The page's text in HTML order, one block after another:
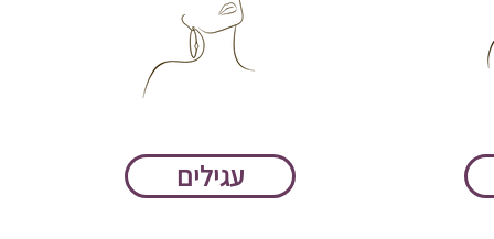
עגילים